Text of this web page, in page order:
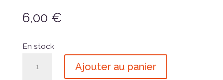
6,00 €
En stock
Ajouter au panier